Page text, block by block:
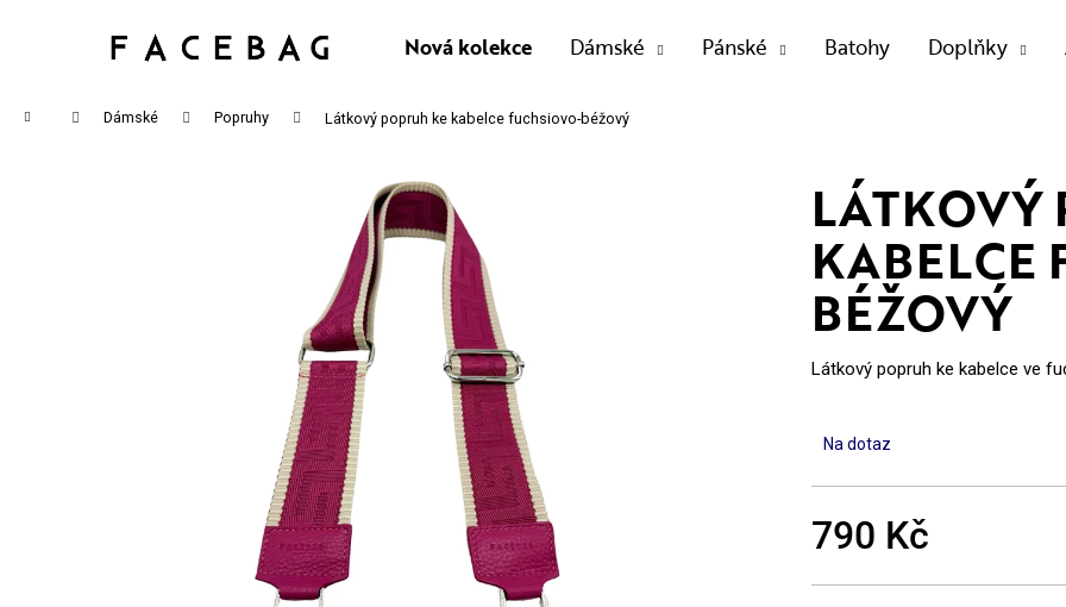
Nová kolekce Dámské Pánské Batohy Doplňky
Domů Dámské Popruhy Látkový popruh ke kabelce fuchsiovo-béžový
LÁTKOVÝ
KABELCE
BÉŽOVÝ
Látkový popruh ke kabelce ve
Na dotaz
790 Kč
cena:
Zpět
Zpět
CO POTŘEBUJETE NAJÍT?
HLEDAT
Doporučujeme